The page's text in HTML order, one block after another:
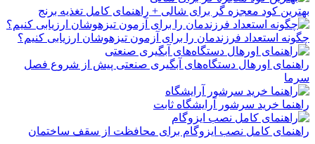
بهترین کود معجزه گر برای شالی + راهنمای کامل تغذیه برنج
چگونه استعداد فرزندمان را برای آزمون تیزهوشان ارزیابی کنیم؟
راهنمای اورهال دستگاه‌های آبگیری صنعتی پیش از شروع فصل
سرما
راهنما خرید سرشور آرایشگاه ثابت
راهنمای کامل نصب ایزوگام برای محافظت از سقف ساختمان